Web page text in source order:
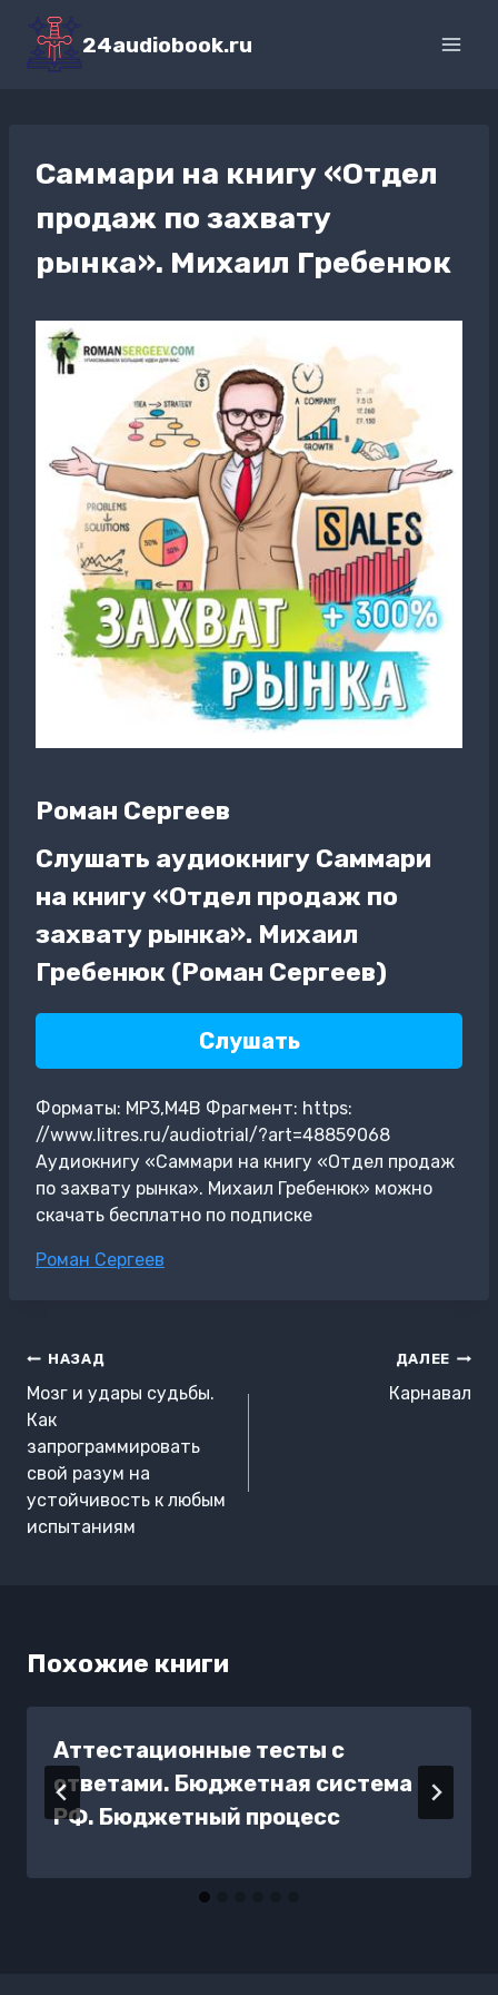
Перейти
содержимому
24audiobook.ru
Саммари на книгу «Отдел
продаж по захвату
рынка». Михаил Гребенюк
Роман Сергеев
Слушать аудиокнигу Саммари
на книгу «Отдел продаж по
захвату рынка». Михаил
Гребенюк (Роман Сергеев)
Слушать
Форматы: MP3,M4B Фрагмент: https:
//www.litres.ru/audiotrial/?art=48859068
Аудиокнигу «Саммари на книгу «Отдел продаж
по захвату рынка». Михаил Гребенюк» можно
скачать бесплатно по подписке
Метки
Роман Сергеев
Навигация
по
записям
НАЗАД
Мозг и удары судьбы.
Как
запрограммировать
свой разум на
устойчивость к любым
испытаниям
ДАЛЕЕ
Карнавал
Похожие книги
Аттестационные тесты с
ответами. Бюджетная система
РФ. Бюджетный процесс